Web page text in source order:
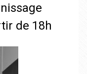
de 18h